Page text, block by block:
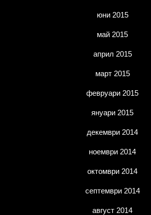
юни 2015
май 2015
април 2015
март 2015
февруари 2015
януари 2015
декември 2014
ноември 2014
октомври 2014
септември 2014
август 2014